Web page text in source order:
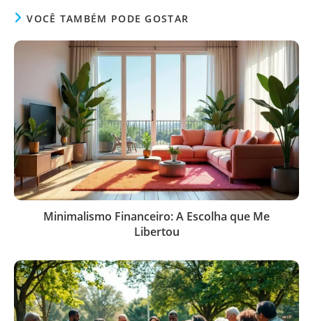
VOCÊ TAMBÉM PODE GOSTAR
Minimalismo Financeiro: A Escolha que Me
Libertou